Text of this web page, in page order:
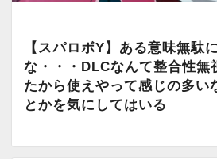
【スパロボY】ある意味無駄
な・・・DLCなんて整合性無
たから使えやって感じの多い
とかを気にしてはいる